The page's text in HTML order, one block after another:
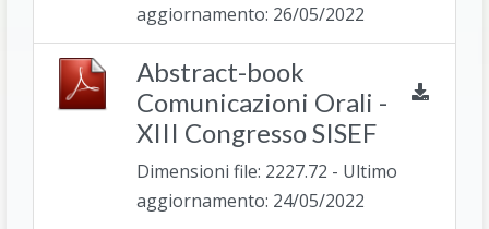
aggiornamento: 26/05/2022
Abstract-book
Comunicazioni Orali -
XIII Congresso SISEF
Dimensioni file: 2227.72 - Ultimo
aggiornamento: 24/05/2022